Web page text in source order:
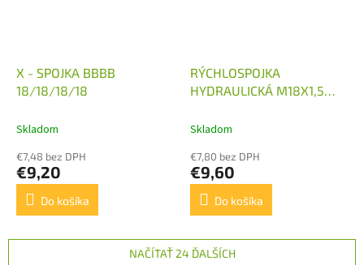
X - SPOJKA BBBB
18/18/18/18
Skladom
€7,48 bez DPH
€9,20
Do košíka
RÝCHLOSPOJKA
HYDRAULICKÁ M18X1,5
Skladom
€7,80 bez DPH
€9,60
Do košíka
NAČÍTAŤ 24 ĎALŠÍCH